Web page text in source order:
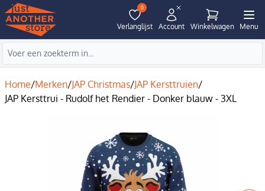
0
Verlanglijst Account Winkelwagen Menu
Home/Merken/JAP Christmas/JAP Kersttruien/
JAP Kersttrui - Rudolf het Rendier - Donker blauw - 3XL